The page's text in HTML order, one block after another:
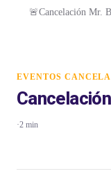
🚨Cancelación Mr.
EVENTOS
·2 min